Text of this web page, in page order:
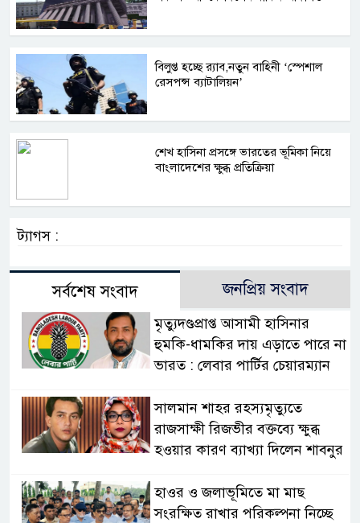
বিলুপ্ত হচ্ছে র‍্যাব,নতুন বাহিনী ‘স্পেশাল
রেসপন্স ব্যাটালিয়ন’
শেখ হাসিনা প্রসঙ্গে ভারতের ভূমিকা নিয়ে
বাংলাদেশের ক্ষুব্ধ প্রতিক্রিয়া
ট্যাগস :
সর্বশেষ সংবাদ জনপ্রিয় সংবাদ
মৃত্যুদণ্ডপ্রাপ্ত আসামী হাসিনার
হুমকি-ধামকির দায় এড়াতে পারে না
ভারত : লেবার পার্টির চেয়ারম্যান
সালমান শাহর রহস্যমৃত্যুতে
রাজসাক্ষী রিজভীর বক্তব্যে ক্ষুব্ধ
হওয়ার কারণ ব্যাখ্যা দিলেন শাবনুর
হাওর ও জলাভূমিতে মা মাছ
সংরক্ষিত রাখার পরিকল্পনা নিচ্ছে